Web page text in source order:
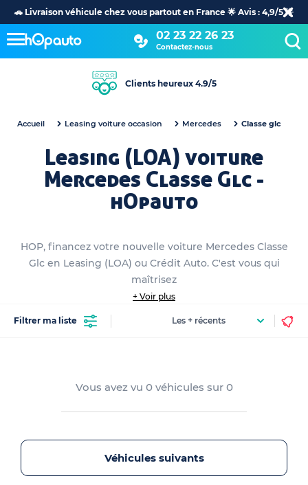
🚗 Livraison véhicule chez vous partout en France 🌟 Avis : 4,9/5 🌟
02 23 22 26 23
Contactez-nous
Clients heureux 4.9/5
Accueil Leasing voiture occasion Mercedes Classe glc
Leasing (LOA) voiture
Mercedes Classe Glc -
hOpauto
HOP, financez votre nouvelle voiture Mercedes Classe
Glc en Leasing (LOA) ou Crédit Auto. C'est vous qui
maîtrisez
+ Voir plus
Filtrer ma liste
Vous avez vu 0 véhicules sur 0
Véhicules suivants